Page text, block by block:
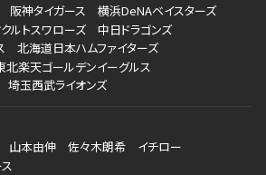
阪神タイガース
横浜DeNAベイスターズ
ルトスワローズ
中日ドラゴンズ
北海道日本ハムファイターズ
北楽天ゴールデンイーグルス
埼玉西武ライオンズ
山本由伸 佐々木朗希
イチロー